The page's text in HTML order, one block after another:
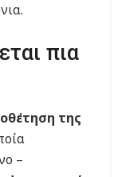
πια
της
–